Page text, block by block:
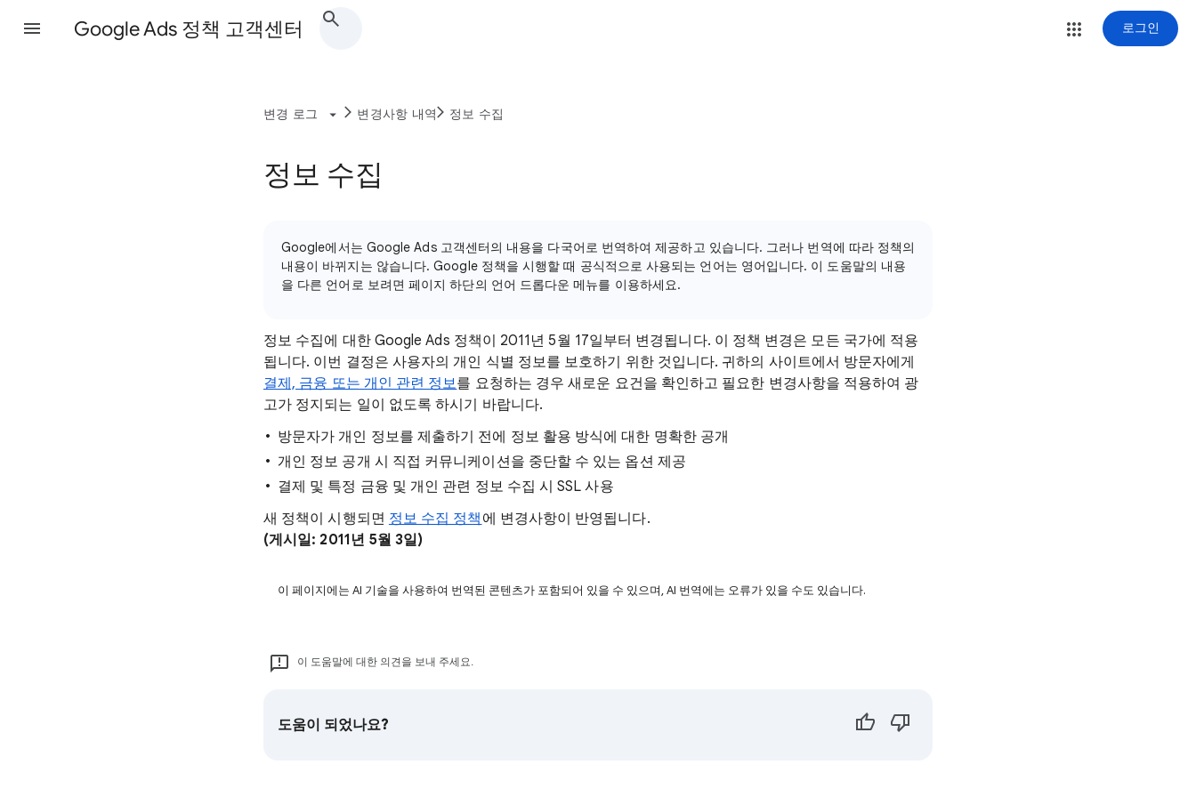
Google Ads 정책 고객센터 로그인
변경 로그 변경사항 내역 정보 수집
정보 수집
Google에서는 Google Ads 고객센터의 내용을 다국어로 번역하여 제공하고 있습니다. 그러나 번역에 따라 정책의
내용이 바뀌지는 않습니다. Google 정책을 시행할 때 공식적으로 사용되는 언어는 영어입니다. 이 도움말의 내용
을 다른 언어로 보려면 페이지 하단의 언어 드롭다운 메뉴를 이용하세요.
정보 수집에 대한 Google Ads 정책이 2011년 5월 17일부터 변경됩니다. 이 정책 변경은 모든 국가에 적용
됩니다. 이번 결정은 사용자의 개인 식별 정보를 보호하기 위한 것입니다. 귀하의 사이트에서 방문자에게
결제, 금융 또는 개인 관련 정보를 요청하는 경우 새로운 요건을 확인하고 필요한 변경사항을 적용하여 광
고가 정지되는 일이 없도록 하시기 바랍니다.
방문자가 개인 정보를 제출하기 전에 정보 활용 방식에 대한 명확한 공개
개인 정보 공개 시 직접 커뮤니케이션을 중단할 수 있는 옵션 제공
결제 및 특정 금융 및 개인 관련 정보 수집 시 SSL 사용
새 정책이 시행되면 정보 수집 정책 에 변경사항이 반영됩니다.
(게시일: 2011년 5월 3일)
이 페이지에는 AI 기술을 사용하여 번역된 콘텐츠가 포함되어 있을 수 있으며, AI 번역에는 오류가 있을 수도 있습니다.
이 도움말에 대한 의견을 보내 주세요.
도움이 되었나요?